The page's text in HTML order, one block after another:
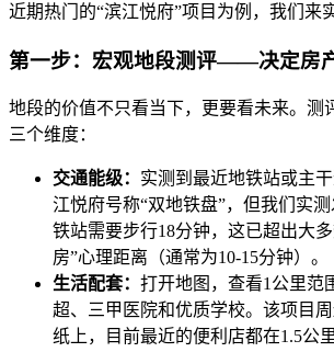
近期热门的“滨江悦府”项目为例，我们来
第一步：宏观地段测评——决定房
地段的价值不只看当下，更要看未来。测
三个维度：
交通能级： 实测到最近地铁站或主
江悦府号称“双地铁盘”，但我们实
铁站需要步行18分钟，这已超出大
房”心理距离（通常为10-15分钟）。
生活配套： 打开地图，查看1公里范
超、三甲医院和优质学校。该项目
纸上，目前最近的便利店都在1.5公